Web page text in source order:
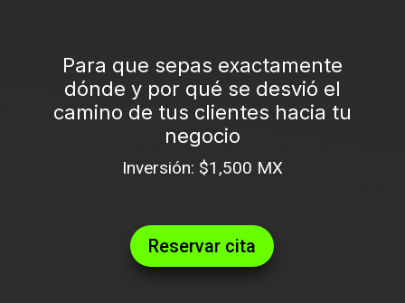
Para que sepas exactamente
dónde y por qué se desvió el
camino de tus clientes hacia tu
negocio
Inversión: $1,500 MX
Reservar cita